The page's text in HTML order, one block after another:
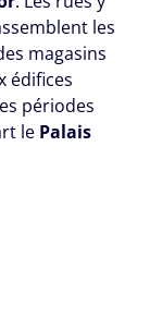
les
magasins
édifices
périodes
le Palais